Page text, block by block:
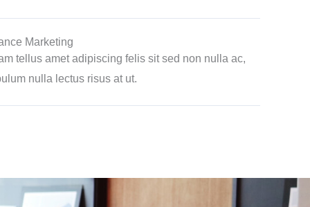
Marketing
tellus amet adipiscing felis sit sed non nulla ac,
nulla lectus risus at ut.